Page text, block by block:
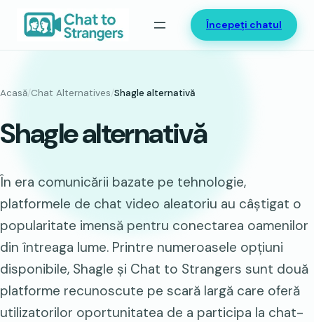
Începeți chatul
Acasă/Chat Alternatives/Shagle alternativă
Shagle alternativă
În era comunicării bazate pe tehnologie,
platformele de chat video aleatoriu au câștigat o
popularitate imensă pentru conectarea oamenilor
din întreaga lume. Printre numeroasele opțiuni
disponibile, Shagle și Chat to Strangers sunt două
platforme recunoscute pe scară largă care oferă
utilizatorilor oportunitatea de a participa la chat-